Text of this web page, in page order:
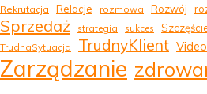
Rekrutacja
Relacje rozmowa Rozwój
Sprzedaż strategia sukces
TrudnaSytuacja TrudnyKlient Video
Zarządzanie